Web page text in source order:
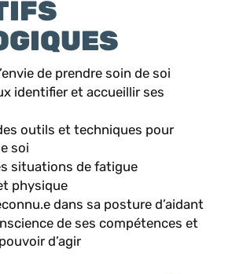
de prendre soin de soi
identifier et accueillir ses
outils et techniques pour
soi
situations de fatigue
physique
dans sa posture d’aidant
de ses compétences et
d’agir